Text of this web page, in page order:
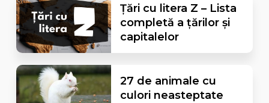
Țări cu litera Z – Lista
completă a țărilor și
capitalelor
27 de animale cu
culori neasteptate